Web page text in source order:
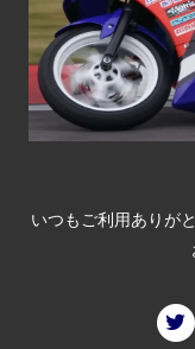
いつもご利用ありが